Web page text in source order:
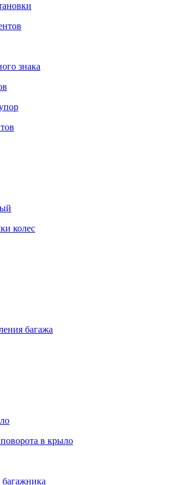
знака
колес
багажа
в крыло